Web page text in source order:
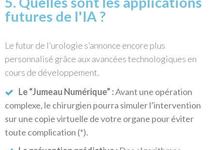
futures de l'IA ?
Le futur de l’urologie s’annonce encore plus
personnalisé grâce aux avancées technologiques en
cours de développement.
Le “Jumeau Numérique” :Avant une opération
complexe, le chirurgien pourra simuler l’intervention
sur une copie virtuelle de votre organe pour éviter
toute complication (*).